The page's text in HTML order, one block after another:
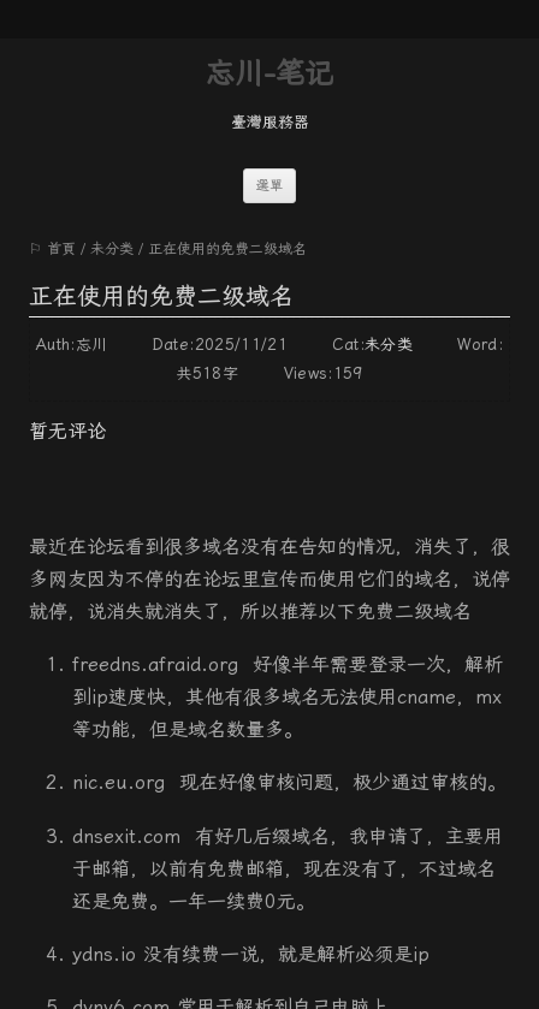
忘川-笔记
臺灣服務器
選單
內
⚐ 首頁 / 未分类 / 正在使用的免费二级域名
正在使用的免费二级域名
Auth:忘川 Date:2025/11/21 Cat:未分类 Word:
共518字 Views:159
暂无评论
最近在论坛看到很多域名没有在告知的情况，消失了，很
多网友因为不停的在论坛里宣传而使用它们的域名，说停
就停，说消失就消失了，所以推荐以下免费二级域名
freedns.afraid.org 好像半年需要登录一次，解析
到ip速度快，其他有很多域名无法使用cname，mx
等功能，但是域名数量多。
nic.eu.org 现在好像审核问题，极少通过审核的。
dnsexit.com 有好几后缀域名，我申请了，主要用
于邮箱，以前有免费邮箱，现在没有了，不过域名
还是免费。一年一续费0元。
ydns.io 没有续费一说，就是解析必须是ip